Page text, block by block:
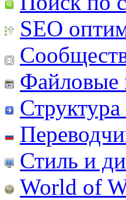
SEO
Файловые
Стиль и
World of